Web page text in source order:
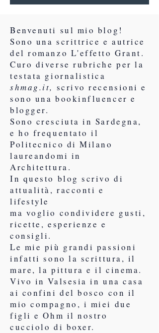
Benvenuti sul mio blog!
Sono una scrittrice e autrice
del romanzo L'effetto Grant.
Curo diverse rubriche per la
testata giornalistica
shmag.it, scrivo recensioni e
sono una bookinfluencer e
blogger.
Sono cresciuta in Sardegna,
e ho frequentato il
Politecnico di Milano
laureandomi in
Architettura.
In questo blog scrivo di
attualità, racconti e
lifestyle
ma voglio condividere gusti,
ricette, esperienze e
consigli.
Le mie più grandi passioni
infatti sono la scrittura, il
mare, la pittura e il cinema.
Vivo in Valsesia in una casa
ai confini del bosco con il
mio compagno, i miei due
figli e Ohm il nostro
cucciolo di boxer.